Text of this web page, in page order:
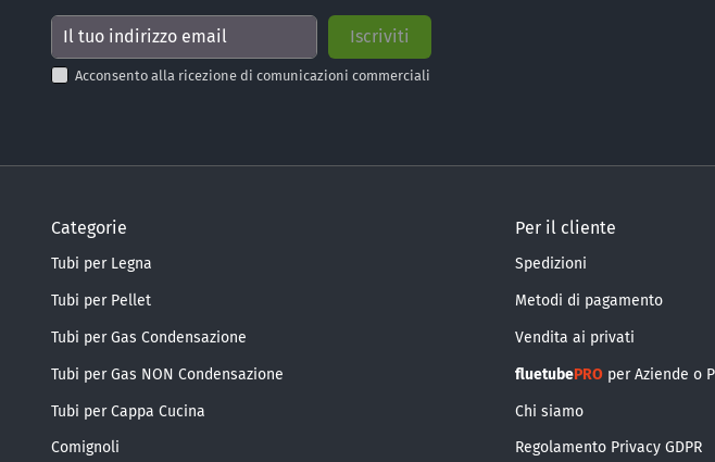
Acconsento alla ricezione di comunicazioni commerciali
Categorie
Tubi per Legna
Tubi per Pellet
Tubi per Gas Condensazione
Tubi per Gas NON Condensazione
Tubi per Cappa Cucina
Comignoli
Per il cliente
Spedizioni
Metodi di pagamento
Vendita ai privati
fluetubePROper Aziende o
Chi siamo
Regolamento Privacy GDPR